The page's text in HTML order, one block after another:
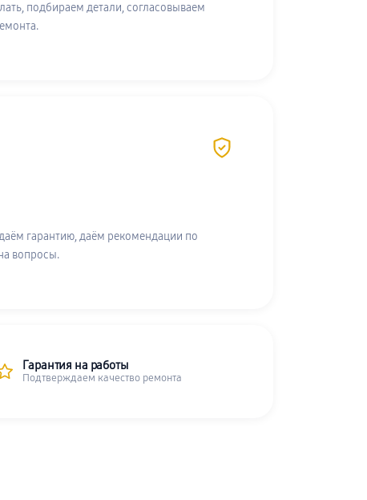
подбираем детали, согласовываем
гарантию, даём рекомендации по
вопросы.
Гарантия на работы
Подтверждаем качество ремонта